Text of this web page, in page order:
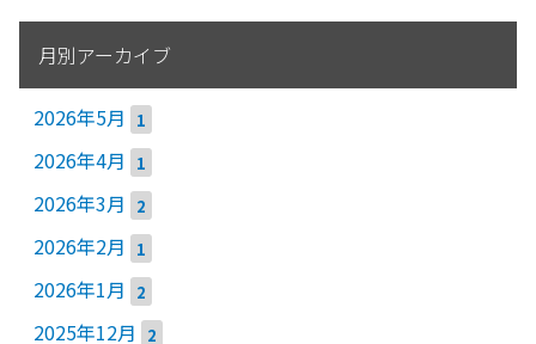
月別アーカイブ
2026年5月 1
2026年4月 1
2026年3月 2
2026年2月 1
2026年1月 2
2025年12月 2